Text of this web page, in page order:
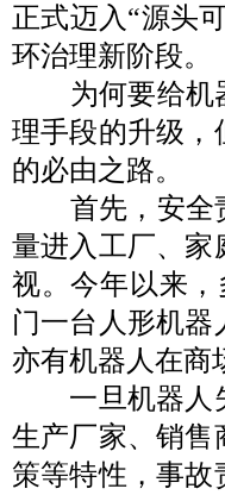
正式迈入“源头
环治理新阶段。
为何要给机器
理手段的升级，
的必由之路。
首先，安全责
量进入工厂、家
视。今年以来
门一台人形机
亦有机器人在商
一旦机器人失
生产厂家、销售
策等特性，事故